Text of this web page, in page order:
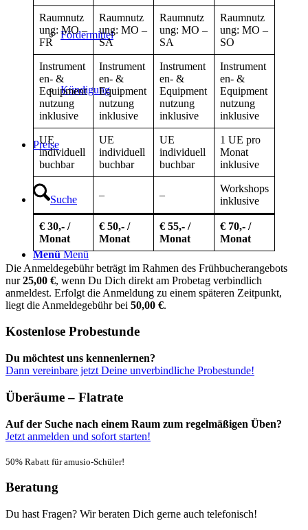
Fördermittel
Kündigung
Preise
Suche
Menü Menü
Raumnutz
ung: MO –
FR
Raumnutz
ung: MO –
SA
Raumnutz
ung: MO –
SA
Raumnutz
ung: MO –
SO
Instrument
en- &
Equipment
nutzung
inklusive
Instrument
en- &
Equipment
nutzung
inklusive
Instrument
en- &
Equipment
nutzung
inklusive
Instrument
en- &
Equipment
nutzung
inklusive
UE
individuell
buchbar
UE
individuell
buchbar
UE
individuell
buchbar
1 UE pro
Monat
inklusive
– – –
Workshops
inklusive
€ 30,- /
Monat
€ 50,- /
Monat
€ 55,- /
Monat
€ 70,- /
Monat
Die Anmeldegebühr beträgt im Rahmen des Frühbucherangebots
nur25,00 €, wenn Du Dich direkt am Probetag verbindlich
anmeldest. Erfolgt die Anmeldung zu einem späteren Zeitpunkt,
liegt die Anmeldegebühr bei 50,00 €.
Kostenlose Probestunde
Du möchtest uns kennenlernen?
Dann vereinbare jetzt Deine unverbindliche Probestunde!
Überäume – Flatrate
Auf der Suche nach einem Raum zum regelmäßigen Üben?
Jetzt anmelden und sofort starten!
50% Rabatt für amusio-Schüler!
Beratung
Du hast Fragen? Wir beraten Dich gerne auch telefonisch!